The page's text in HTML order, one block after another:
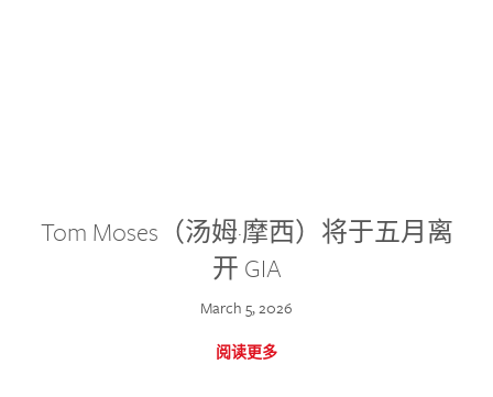
Tom Moses（汤姆·摩西）将于五月离
开 GIA
March 5, 2026
阅读更多